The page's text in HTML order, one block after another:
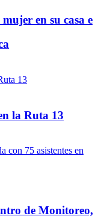
en su casa e
la Ruta 13
de Monitoreo,